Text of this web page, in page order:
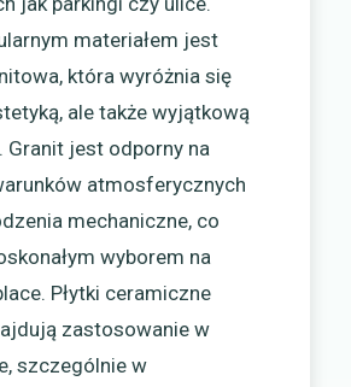
materiałem jest
która wyróżnia się
ale także wyjątkową
Granit jest odporny na
atmosferycznych
mechaniczne, co
wyborem na
Płytki ceramiczne
zastosowanie w
szczególnie w